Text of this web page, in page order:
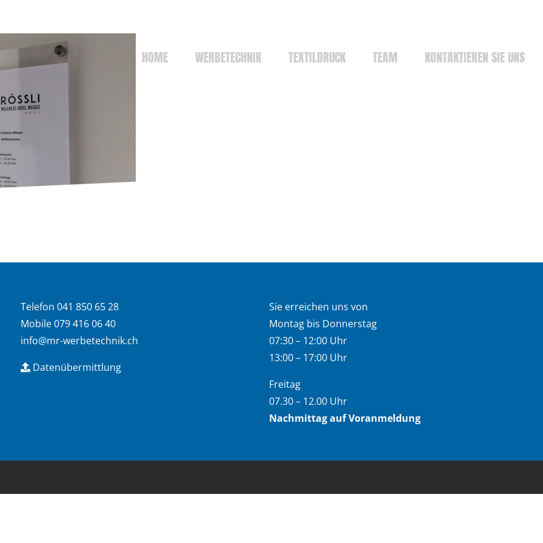
HOME WERBETECHNIK TEXTILDRUCK TEAM KONTAKTIEREN SIE UNS
Telefon 041 850 65 28
Mobile 079 416 06 40
info@mr-werbetechnik.ch
Datenübermittlung
Sie erreichen uns von
Montag bis Donnerstag
07:30 – 12:00 Uhr
13:00 – 17:00 Uhr
Freitag
07.30 – 12.00 Uhr
Nachmittag auf Voranmeldung